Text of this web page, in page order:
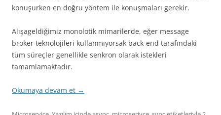
konuşurken en doğru yöntem ile konuşmaları gerekir.
Alışageldiğimiz monolotik mimarilerde, eğer message
broker teknolojileri kullanmıyorsak back-end tarafındaki
tüm süreçler genellikle senkron olarak istekleri
tamamlamaktadır.
Okumaya devam et →